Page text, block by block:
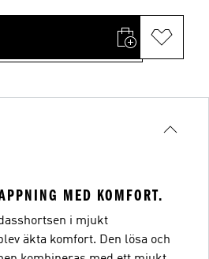
MED KOMFORT.
i mjukt
äkta komfort. Den lösa och